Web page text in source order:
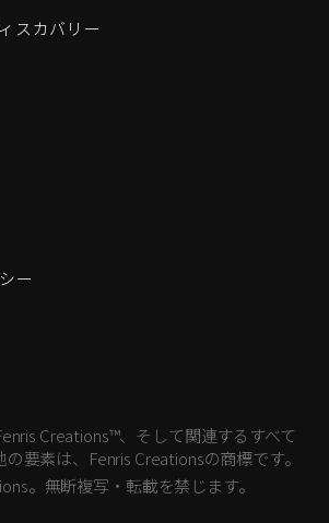
スカバリー
ー
Creations™、そして関連するすべて
要素は、Fenris Creationsの商標です。
。無断複写・転載を禁じます。